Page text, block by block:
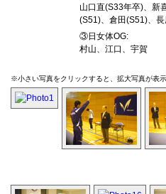
山口直(S33年卒)
新
(S51)
倉田(S51)
③日女体OG:
村山
江口 宇賀
※小さい写真をクリックすると、拡大写真が表示